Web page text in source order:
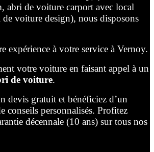
abri de voiture carport avec local
voiture design), nous disposons
expérience à votre service à Vernoy.
votre voiture en faisant appel à un
de voiture.
devis gratuit et bénéficiez d’un
conseils personnalisés. Profitez
décennale (10 ans) sur tous nos